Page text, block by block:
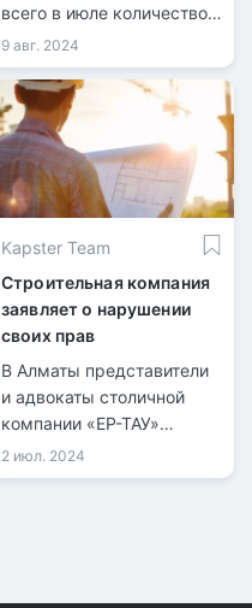
всего в июле количество
зарегистрированных
сделок купли-продажи
жилья составило 40 099,
из них 9 126 по
индивидуальным домам и
30 973 по квартирам в
многоквартирных домах.
9 авг. 2024
Kapster Team
Строительная компания
заявляет о нарушении
своих прав
В Алматы представители
и адвокаты столичной
компании «ЕР-ТАУ»
провели пресс-
конференцию, на которой
2 июл. 2024